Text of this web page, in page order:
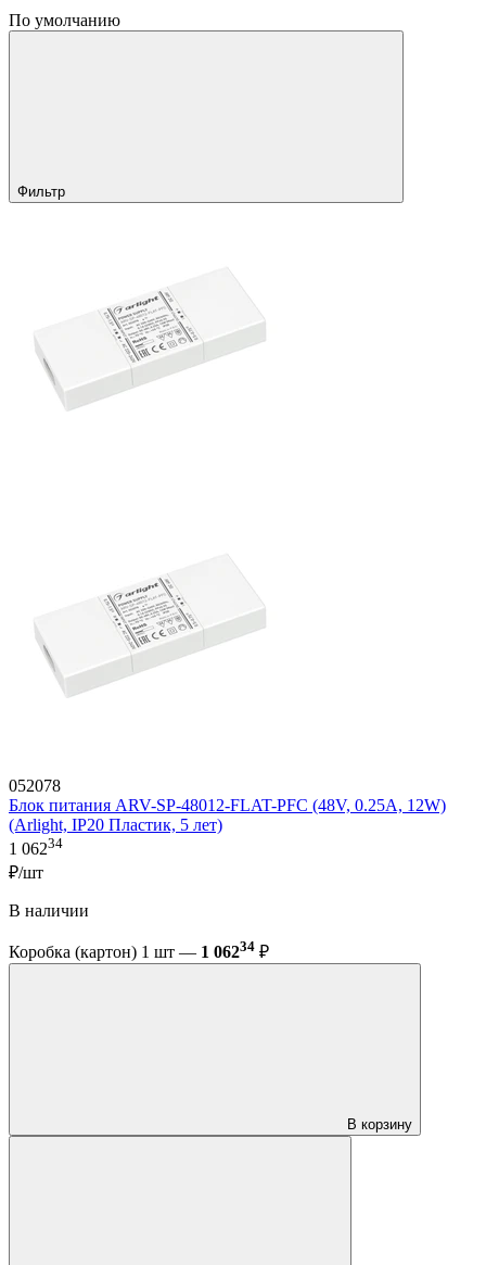
По умолчанию
Фильтр
052078
Блок питания ARV-SP-48012-FLAT-PFC (48V, 0.25A, 12W)
(Arlight, IP20 Пластик, 5 лет)
1 06234
₽/шт
В наличии
Коробка (картон) 1 шт — 1 06234 ₽
В корзину